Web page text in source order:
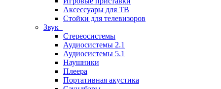
Аксессуары для ТВ
Стойки для телевизоров
Звук
Стереосистемы
Аудиосистемы 2.1
Аудиосистемы 5.1
Наушники
Плеера
Портативная акустика